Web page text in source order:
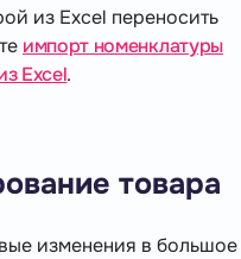
из Excel переносить
импорт номенклатуры
Excel.
товара
изменения в большое